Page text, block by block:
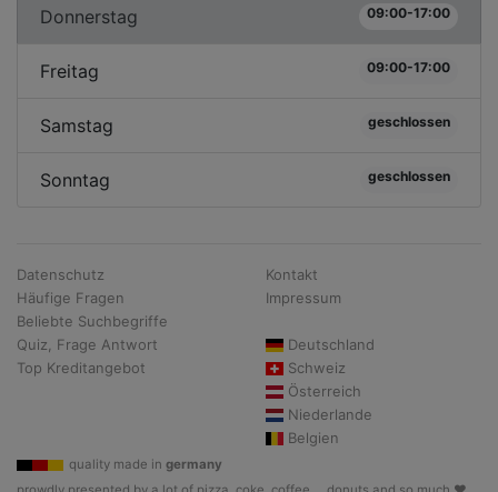
Donnerstag 09:00-17:00
Freitag 09:00-17:00
Samstag geschlossen
Sonntag geschlossen
Datenschutz
Häufige Fragen
Beliebte Suchbegriffe
Quiz, Frage Antwort
Top Kreditangebot
Kontakt
Impressum
Deutschland
Schweiz
Österreich
Niederlande
Belgien
quality made in germany